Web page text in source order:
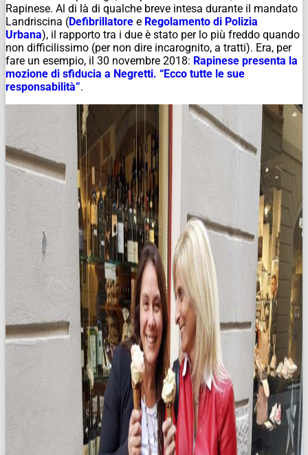
Rapinese. Al di là di qualche breve intesa durante il mandato
Landriscina (Defibrillatore e Regolamento di Polizia
Urbana), il rapporto tra i due è stato per lo più freddo quando
non difficilissimo (per non dire incarognito, a tratti). Era, per
fare un esempio, il 30 novembre 2018: Rapinese presenta la
mozione di sfiducia a Negretti. “Ecco tutte le sue
responsabilità”.